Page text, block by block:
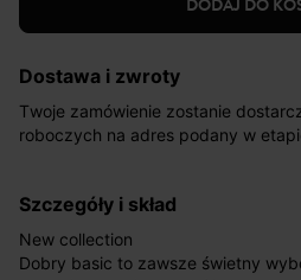
Dostawa i zwroty
Twoje zamówienie zostanie
roboczych na adres podany w
pośrednictwem DHL Express.
Nowość: Zamówienia dostarczamy w ciągu 4-6 dni
roboczych do wybranego przez
szczegóły i skład
New collection
Dobry basic to zawsze świetny